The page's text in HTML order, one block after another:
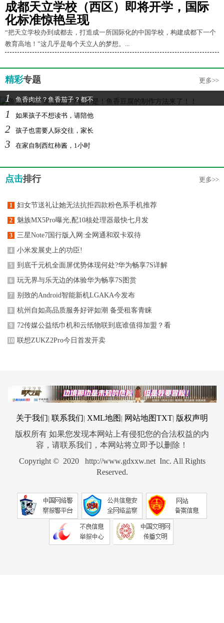
成都天立学校（西区）即将开学，国际
化标准惊艳呈现
“把天立学校办到成都去，打造成一所国际化的中国学校，构建成都下一个
教育高地！”这几乎是每个天立人的梦想。...
精彩专题 更多>>
1 鱼香肉丝？鱼香茄子？都不
1 如果孩子不想读书，请陪他
2 孩子也需要人际交往，家长
3 在家自制西红柿酱，1小时
点击排行 更多>>
1 妇女节送礼让她无法抗拒四款粉色系手机推荐
2 魅族MX5Pro曝光,配10核处理器最快七月发
3 三星Note7国行版入网:全网通和双卡双待
4 小米发展史上的功臣!
5 到底千元机全面屏优势体现何处?华为畅享7S详解
6 玩无界与乐无边的体验华为畅享7S图赏
7 别致的Android智能新机LGAKA今发布
8 杭州自如高品质服务好评如潮 备受租客青睐
9 72传媒公益纸巾机和云纸物联到底谁值得加盟？看
10 联想ZUKZ2Pro今日首发开卖
关于我们 联系我们 XML地图 网站地图TXT 版权声明
版权所有 如果您发现本网站上有侵犯您的合法权益的内
容，请联系我们，本网站将立即予以删除！
Copyright © 2020 http://www.gdxxw.net Inc. All Rights
Reserved.